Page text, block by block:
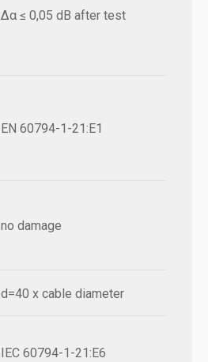
Δα ≤ 0,05 dB after test
EN 60794-1-21:E1
no damage
d=40 x cable diameter
IEC 60794-1-21:E6